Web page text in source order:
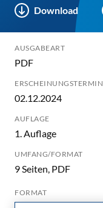
Download
AUSGABEART
PDF
ERSCHEINUNGSTERMIN
02.12.2024
AUFLAGE
1. Auflage
UMFANG/FORMAT
9 Seiten, PDF
FORMAT